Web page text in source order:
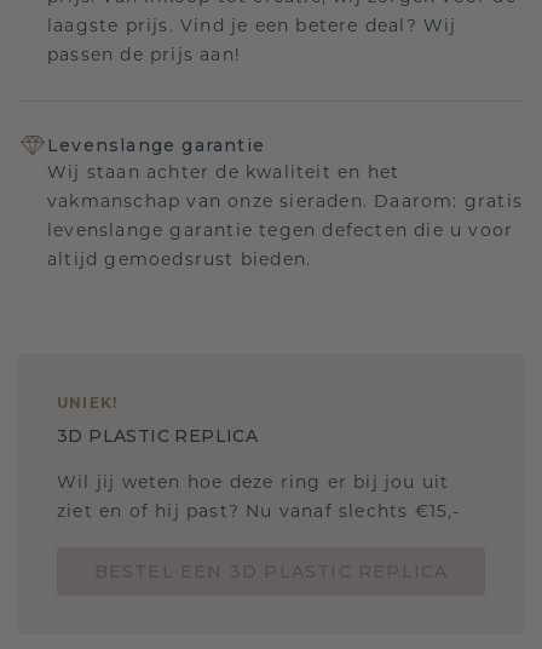
laagste prijs. Vind je een betere deal? Wij
passen de prijs aan!
Levenslange garantie
Wij staan achter de kwaliteit en het
vakmanschap van onze sieraden. Daarom: gratis
levenslange garantie tegen defecten die u voor
altijd gemoedsrust bieden.
UNIEK!
3D PLASTIC REPLICA
Wil jij weten hoe deze ring er bij jou uit
ziet en of hij past? Nu vanaf slechts €15,-